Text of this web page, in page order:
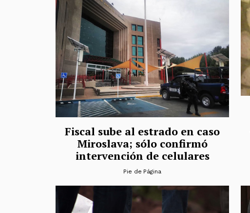
Fiscal sube al estrado en caso
Miroslava; sólo confirmó
intervención de celulares
Pie de Página